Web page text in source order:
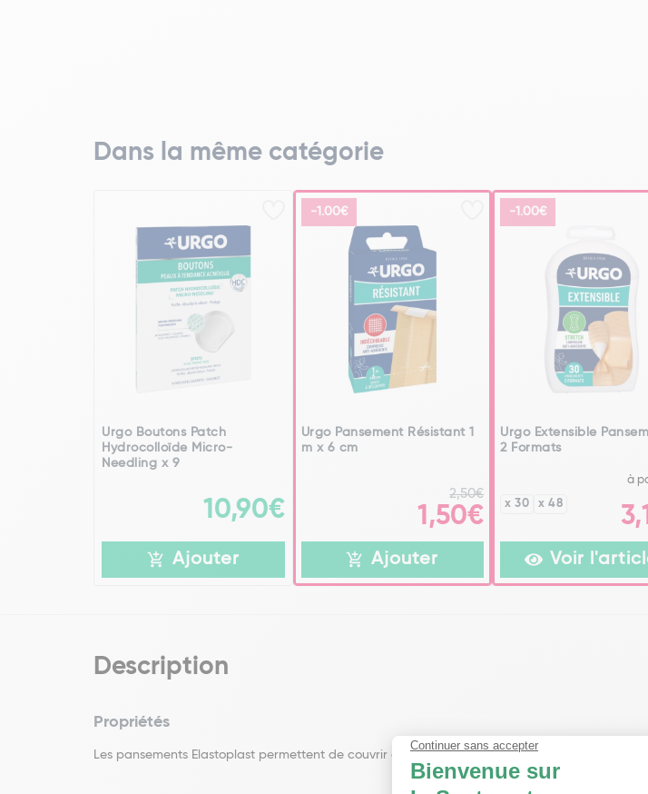
Dans la même catégorie
Urgo Boutons Patch
Hydrocolloïde Micro-
Needling x 9
10,90€
Ajouter
-1.00€
Urgo Pansement Résistant 1
m x 6 cm
2,50€
1,50€
Ajouter
-1.00€
Urgo Extensible
2 Formats
x 30 x 48
à
Voir
Description
Propriétés
Les pansements Elastoplast permettent de couvrir et de protéger les petites plaies et